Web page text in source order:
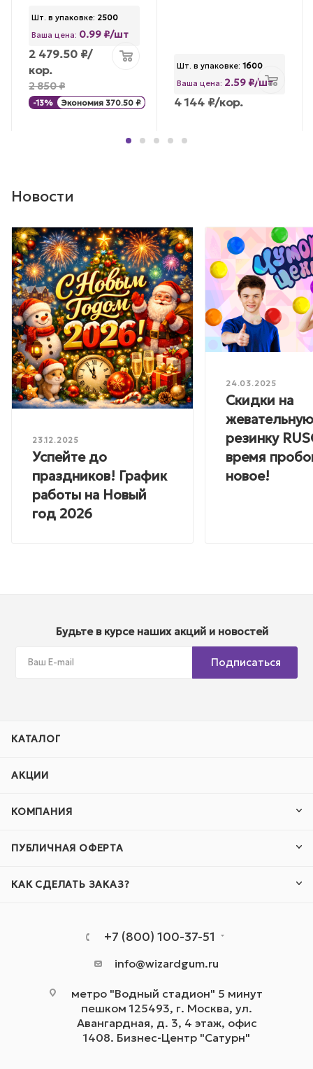
Шт. в упаковке: 2500
Ваша цена: 0.99 ₽/шт
2 479.50 ₽/
кор.
2 850₽
-13% Экономия 370.50 ₽
Шт. в упаковке: 1600
Ваша цена: 2.59 ₽/шт
4 144 ₽/кор.
Новости
23.12.2025
Успейте до
праздников! График
работы на Новый
год 2026
24.03.2025
Скидки на
жевательную
резинку
время
новое!
Будьте в курсе наших акций и новостей
Подписаться
КАТАЛОГ
АКЦИИ
КОМПАНИЯ
ПУБЛИЧНАЯ ОФЕРТА
КАК СДЕЛАТЬ ЗАКАЗ?
+7 (800) 100-37-51
info@wizardgum.ru
метро "Водный стадион" 5 минут
пешком 125493, г. Москва, ул.
Авангардная, д. 3, 4 этаж, офис
1408. Бизнес-Центр "Сатурн"